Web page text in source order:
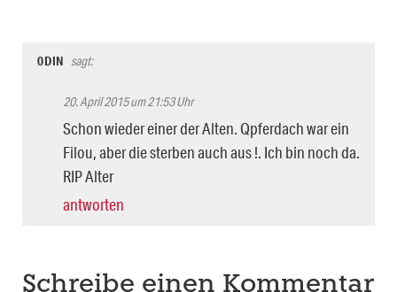
0DIN sagt:
20. April 2015 um 21:53 Uhr
Schon wieder einer der Alten. Qpferdach war ein
Filou, aber die sterben auch aus !. Ich bin noch da.
RIP Alter
antworten
Schreibe einen Kommentar